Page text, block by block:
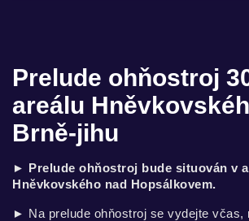
Prelude ohňostroj
areálu
Brně-jihu
► Prelude ohňostroj bude situován v
Hněvkovského nad Hopsálkovem.
► Na prelude ohňostroj se vydejte včas,